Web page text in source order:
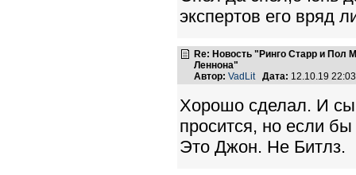
экспертов его вряд
Re: Новость "Ринго Старр и Пол
Леннона"
Автор: VadLit Дата: 12.10.19
Хорошо сделал. И
просится, но если
Это Джон. Не Битлз.